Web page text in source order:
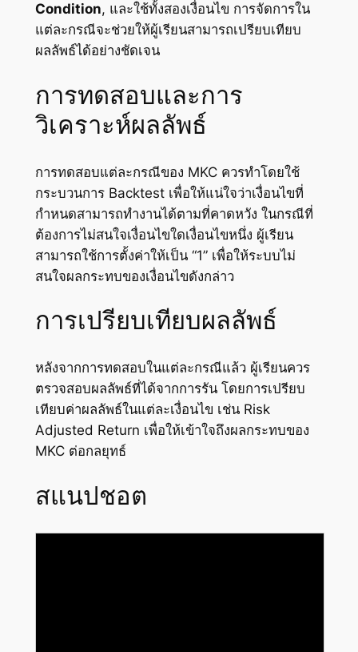
Condition, และใช้ทั้งสองเงื่อนไข การจัดการใน
แต่ละกรณีจะช่วยให้ผู้เรียนสามารถเปรียบเทียบ
ผลลัพธ์ได้อย่างชัดเจน
การทดสอบและการ
วิเคราะห์ผลลัพธ์
การทดสอบแต่ละกรณีของ MKC ควรทำโดยใช้
กระบวนการ Backtest เพื่อให้แน่ใจว่าเงื่อนไขที่
กำหนดสามารถทำงานได้ตามที่คาดหวัง ในกรณีที่
ต้องการไม่สนใจเงื่อนไขใดเงื่อนไขหนึ่ง ผู้เรียน
สามารถใช้การตั้งค่าให้เป็น “1” เพื่อให้ระบบไม่
สนใจผลกระทบของเงื่อนไขดังกล่าว
การเปรียบเทียบผลลัพธ์
หลังจากการทดสอบในแต่ละกรณีแล้ว ผู้เรียนควร
ตรวจสอบผลลัพธ์ที่ได้จากการรัน โดยการเปรียบ
เทียบค่าผลลัพธ์ในแต่ละเงื่อนไข เช่น Risk
Adjusted Return เพื่อให้เข้าใจถึงผลกระทบของ
MKC ต่อกลยุทธ์
สแนปชอต